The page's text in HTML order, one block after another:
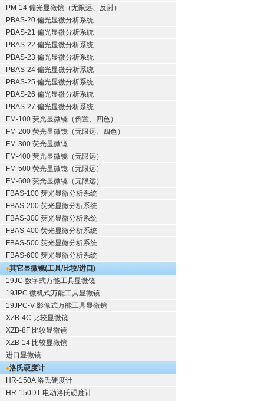
PM-14 偏光显微镜（无限远、反射）
PBAS-20 偏光显微分析系统
PBAS-21 偏光显微分析系统
PBAS-22 偏光显微分析系统
PBAS-23 偏光显微分析系统
PBAS-24 偏光显微分析系统
PBAS-25 偏光显微分析系统
PBAS-26 偏光显微分析系统
PBAS-27 偏光显微分析系统
FM-100 荧光显微镜（倒置、四色）
FM-200 荧光显微镜（无限远、四色）
FM-300 荧光显微镜
FM-400 荧光显微镜（无限远）
FM-500 荧光显微镜（无限远）
FM-600 荧光显微镜（无限远）
FBAS-100 荧光显微分析系统
FBAS-200 荧光显微分析系统
FBAS-300 荧光显微分析系统
FBAS-400 荧光显微分析系统
FBAS-500 荧光显微分析系统
FBAS-600 荧光显微分析系统
其它显微镜(工具/比较/进口)
19JC 数字式万能工具显微镜
19JPC 微机式万能工具显微镜
19JPC-V 影像式万能工具显微镜
XZB-4C 比较显微镜
XZB-8F 比较显微镜
XZB-14 比较显微镜
进口显微镜
洛氏硬度计
HR-150A 洛氏硬度计
HR-150DT 电动洛氏硬度计